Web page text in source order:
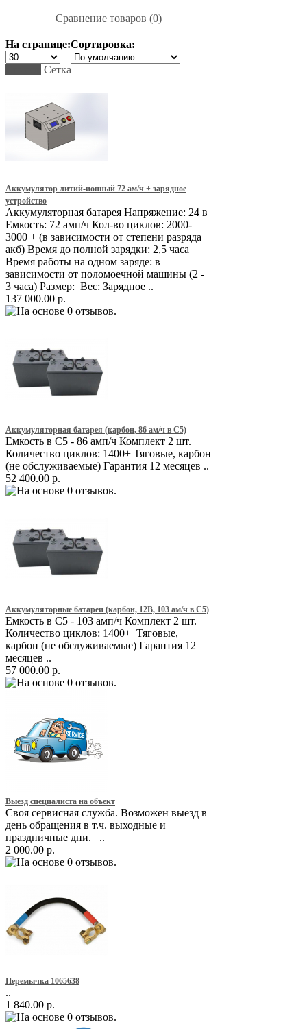
Сравнение товаров (0)
На странице:Сортировка:
Сетка
Аккумулятор литий-ионный 72 ам/ч + зарядное
устройство
Аккумуляторная батарея Напряжение: 24 в
Емкость: 72 амп/ч Кол-во циклов: 2000-
3000 + (в зависимости от степени разряда
акб) Время до полной зарядки: 2,5 часа
Время работы на одном заряде: в
зависимости от поломоечной машины (2 -
3 часа) Размер: Вес: Зарядное ..
137 000.00 р.
Аккумуляторная батарея (карбон, 86 ам/ч в С5)
Емкость в С5 - 86 амп/ч Комплект 2 шт.
Количество циклов: 1400+ Тяговые, карбон
(не обслуживаемые) Гарантия 12 месяцев ..
52 400.00 р.
Аккумуляторные батареи (карбон, 12В, 103 ам/ч в С5)
Емкость в С5 - 103 амп/ч Комплект 2 шт.
Количество циклов: 1400+ Тяговые,
карбон (не обслуживаемые) Гарантия 12
месяцев ..
57 000.00 р.
Выезд специалиста на объект
Своя сервисная служба. Возможен выезд в
день обращения в т.ч. выходные и
праздничные дни. ..
2 000.00 р.
Перемычка 1065638
..
1 840.00 р.